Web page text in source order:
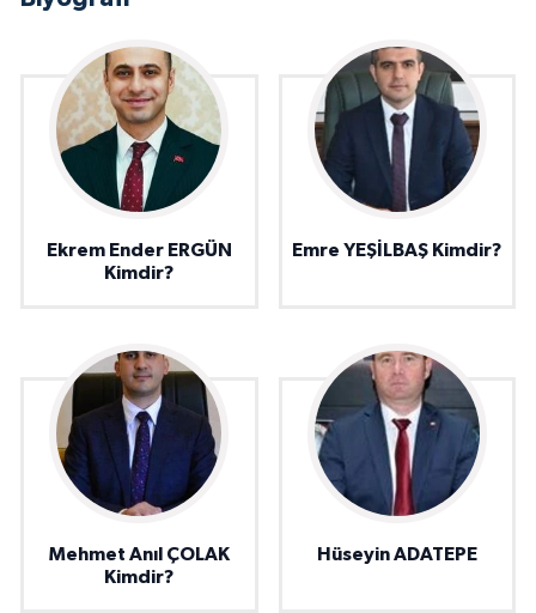
Ekrem Ender ERGÜN
Kimdir?
Emre YEŞİLBAŞ Kimdir?
Mehmet Anıl ÇOLAK
Kimdir?
Hüseyin ADATEPE